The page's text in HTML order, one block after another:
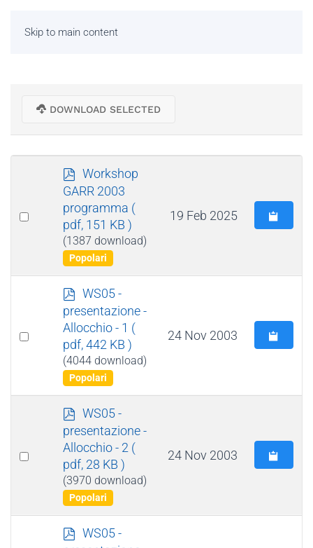
Skip to main content
DOWNLOAD SELECTED
Select
p
d
f
Workshop
GARR 2003
programma (
pdf, 151 KB )
(1387 download)
Popolari
19 Feb 2025
Select
p
d
f
WS05 -
presentazione -
Allocchio - 1 (
pdf, 442 KB )
(4044 download)
Popolari
24 Nov 2003
Select
p
d
f
WS05 -
presentazione -
Allocchio - 2 (
pdf, 28 KB )
(3970 download)
Popolari
24 Nov 2003
pWS05 -